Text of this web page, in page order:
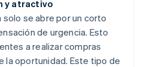
y atractivo
solo se abre por un corto
de urgencia. Esto
a realizar compras
la oportunidad. Este tipo de